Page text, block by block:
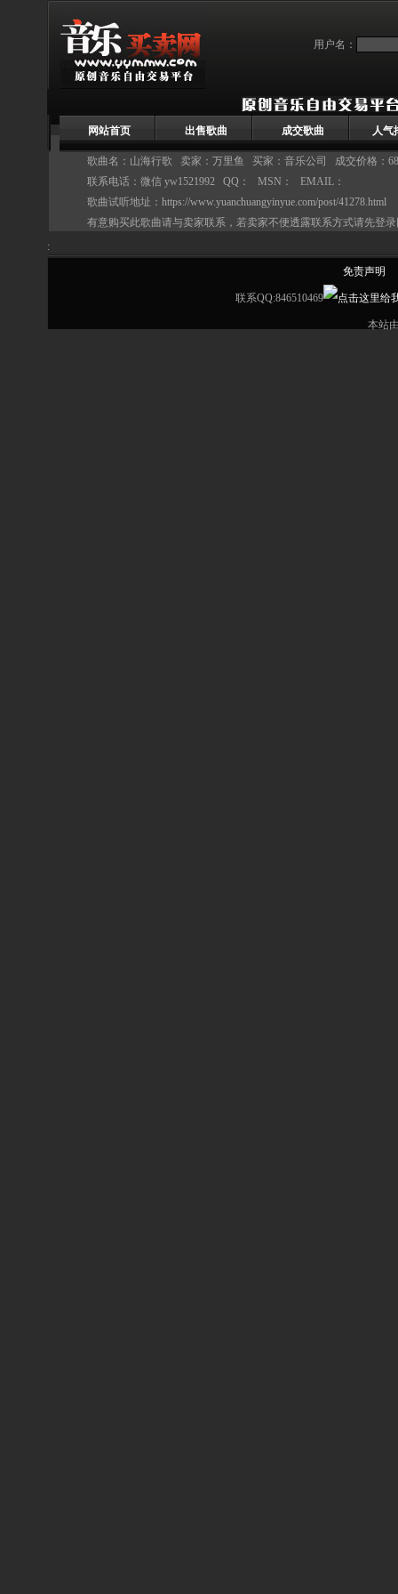
用户名：
网站首页 出售歌曲 成交歌曲 人气
歌曲名：山海行歌 卖家： 万里鱼
买家：音乐公司 成交价格：
联系电话：微信 yw1521992 QQ： MSN： EMAIL：
歌曲试听地址： https://www.yuanchuangyinyue.com/post/41278.html
有意购买此歌曲请与卖家联系，若卖家不便透露联系方式请先登
:
免责声明
联系QQ:846510469
本站